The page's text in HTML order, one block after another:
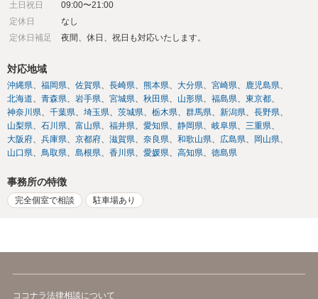
土日祝日
09:00〜21:00
定休日
なし
定休日補足
夜間、休日、祝日も対応いたします。
対応地域
沖縄県 福岡県 佐賀県 長崎県 熊本県 大分県 宮崎県
鹿児島県
北海道
青森県 岩手県 宮城県 秋田県 山形県 福島県
東京都
神奈川県
千葉県 埼玉県 茨城県 栃木県 群馬県 新潟県
長野県
山梨県
石川県 富山県 福井県 愛知県 静岡県 岐阜県
三重県
大阪府
兵庫県 京都府 滋賀県 奈良県 和歌山県 広島県
岡山県
山口県
鳥取県 島根県 香川県 愛媛県 高知県 徳島県
事務所の特徴
完全個室で相談 駐車場あり
ココナラ法律相談について